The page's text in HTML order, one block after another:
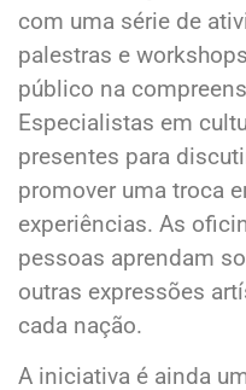
com uma série de
palestras e
público na
Especialistas em
presentes para
promover uma troca
experiências. As
pessoas aprendam
outras expressões
cada nação.
A iniciativa é ainda